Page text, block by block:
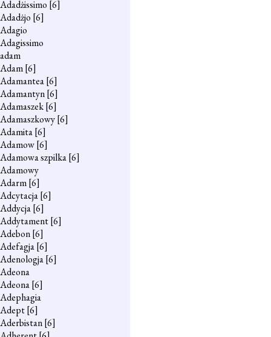
Adadżissimo [6]
Adadżjo [6]
Adagio
Adagissimo
adam
Adam[6]
Adamantea[6]
Adamantyn[6]
Adamaszek[6]
Adamaszkowy[6]
Adamita[6]
Adamow[6]
Adamowa szpilka[6]
Adamowy
Adarm[6]
Adcytacja[6]
Addycja[6]
Addytament[6]
Adebon[6]
Adefagja[6]
Adenologja[6]
Adeona
Adeona[6]
Adephagia
Adept[6]
Aderbistan[6]